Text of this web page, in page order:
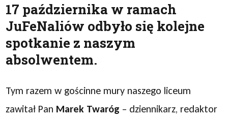
17 października w ramach
JuFeNaliów odbyło się kolejne
spotkanie z naszym
absolwentem.
Tym razem w gościnne mury naszego liceum
zawitał Pan Marek Twaróg – dziennikarz, redaktor